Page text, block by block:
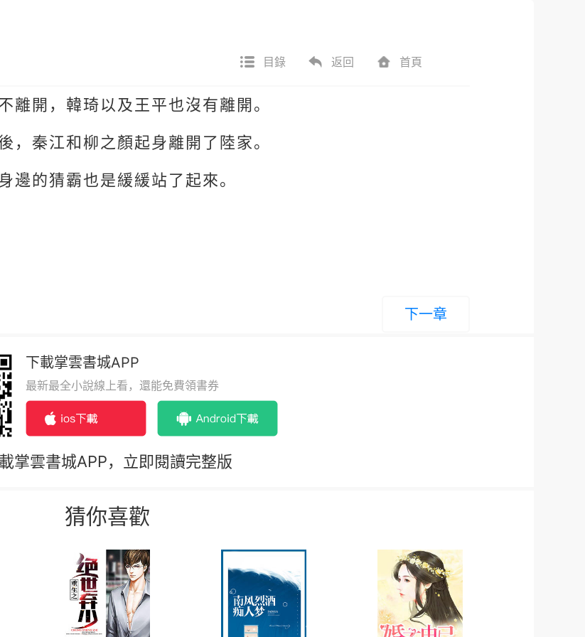
目錄 返回 首頁
離開，韓琦以及王平也沒有離開。
，秦江和柳之顏起身離開了陸家。
邊的猜霸也是緩緩站了起來。
下一章
下載掌雲書城APP
最新最全小說線上看，還能免費領書券
掌雲書城APP，立即閱讀完整版
猜你喜歡